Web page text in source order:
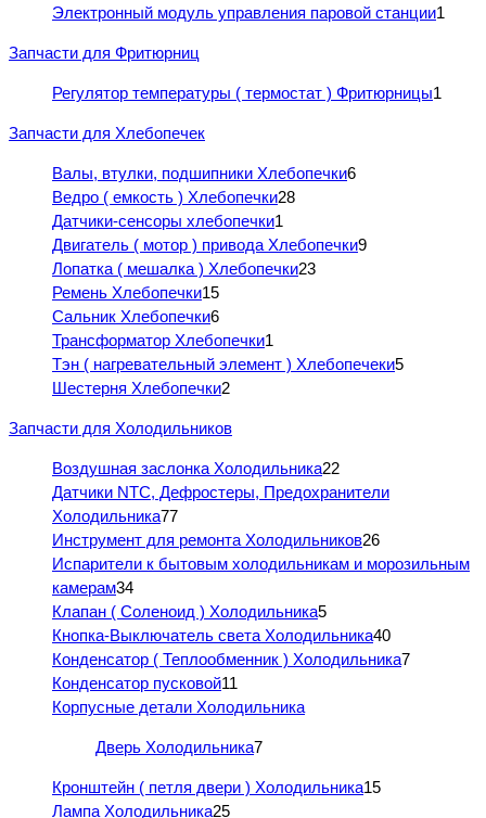
Электронный модуль управления паровой станции1
Запчасти для Фритюрниц
Регулятор температуры ( термостат ) Фритюрницы1
Запчасти для Хлебопечек
Валы, втулки, подшипники Хлебопечки6
Ведро ( емкость ) Хлебопечки28
Датчики-сенсоры хлебопечки1
Двигатель ( мотор ) привода Хлебопечки9
Лопатка ( мешалка ) Хлебопечки23
Ремень Хлебопечки15
Сальник Хлебопечки6
Трансформатор Хлебопечки1
Тэн ( нагревательный элемент ) Хлебопечеки5
Шестерня Хлебопечки2
Запчасти для Холодильников
Воздушная заслонка Холодильника22
Датчики NTC, Дефростеры, Предохранители
Холодильника77
Инструмент для ремонта Холодильников26
Испарители к бытовым холодильникам и морозильным
камерам34
Клапан ( Соленоид ) Холодильника5
Кнопка-Выключатель света Холодильника40
Конденсатор ( Теплообменник ) Холодильника7
Конденсатор пусковой11
Корпусные детали Холодильника
Дверь Холодильника7
Кронштейн ( петля двери ) Холодильника15
Лампа Холодильника25